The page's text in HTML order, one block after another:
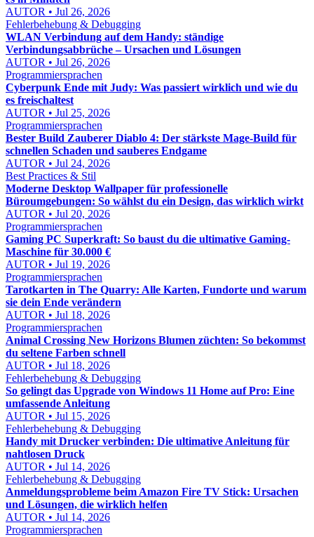
AUTOR • Jul 26, 2026
Fehlerbehebung & Debugging
WLAN Verbindung auf dem Handy: ständige
Verbindungsabbrüche – Ursachen und Lösungen
AUTOR • Jul 26, 2026
Programmiersprachen
Cyberpunk Ende mit Judy: Was passiert wirklich und wie du
es freischaltest
AUTOR • Jul 25, 2026
Programmiersprachen
Bester Build Zauberer Diablo 4: Der stärkste Mage-Build für
schnellen Schaden und sauberes Endgame
AUTOR • Jul 24, 2026
Best Practices & Stil
Moderne Desktop Wallpaper für professionelle
Büroumgebungen: So wählst du ein Design, das wirklich wirkt
AUTOR • Jul 20, 2026
Programmiersprachen
Gaming PC Superkraft: So baust du die ultimative Gaming-
Maschine für 30.000 €
AUTOR • Jul 19, 2026
Programmiersprachen
Tarotkarten in The Quarry: Alle Karten, Fundorte und warum
sie dein Ende verändern
AUTOR • Jul 18, 2026
Programmiersprachen
Animal Crossing New Horizons Blumen züchten: So bekommst
du seltene Farben schnell
AUTOR • Jul 18, 2026
Fehlerbehebung & Debugging
So gelingt das Upgrade von Windows 11 Home auf Pro: Eine
umfassende Anleitung
AUTOR • Jul 15, 2026
Fehlerbehebung & Debugging
Handy mit Drucker verbinden: Die ultimative Anleitung für
nahtlosen Druck
AUTOR • Jul 14, 2026
Fehlerbehebung & Debugging
Anmeldungsprobleme beim Amazon Fire TV Stick: Ursachen
und Lösungen, die wirklich helfen
AUTOR • Jul 14, 2026
Programmiersprachen